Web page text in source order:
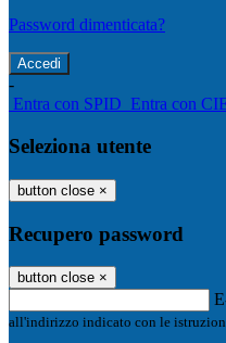
Password dimenticata?
-
Entra con SPID Entra con
Seleziona utente
button close ×
Recupero password
button close ×
all'indirizzo indicato con le